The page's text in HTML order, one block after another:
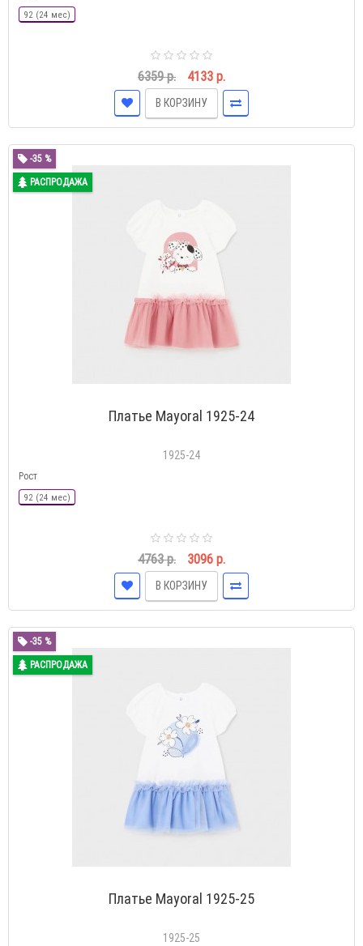
92 (24 мес)
6359 р. 4133 р.
В КОРЗИНУ
-35 %
РАСПРОДАЖА
Платье Mayoral 1925-24
1925-24
Рост
92 (24 мес)
4763 р. 3096 р.
В КОРЗИНУ
-35 %
РАСПРОДАЖА
Платье Mayoral 1925-25
1925-25